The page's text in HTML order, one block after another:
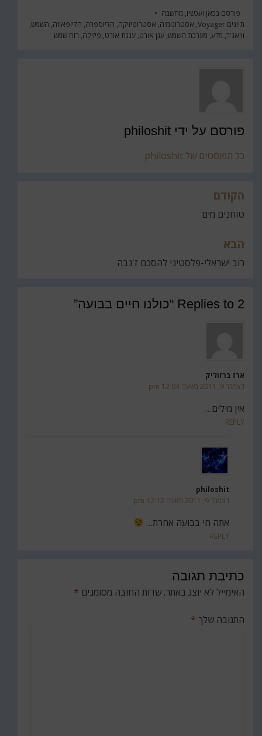
פורסם בכאן ועכשיו, מחשבה
תיוגים Voyager
, אסטרונומיה, אסטרופיזיקה, הליוספרה, הליופאוזה, השמש,
וויאג'ר, מדע, מערכת השמש, ענן אורט, עננת אורט, פיזיקה, רוח שמש
פורסם על ידי philoshit
כל הפוסטים של philoshit
ניווט
הקודם
טוחנים מים
הבא
רוב ישראלי-פלסטיני להסכם ז'נבה
2 Replies to “כולנו חיים בבועה”
ארז ברזוליק
דצמבר 9, 2011 בשעה 12:03 pm
אין מילים…
REPLY
philoshit
דצמבר 9, 2011 בשעה 12:12 pm
אתה חי בבועה אחרת…
REPLY
כתיבת תגובה
האימייל לא יוצג באתר. שדות החובה מסומנים *
התגובה שלך *